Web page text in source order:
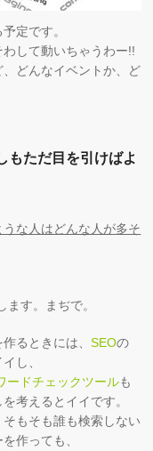
定です。
して動いちゃうわー!!
どんなイベントか、ど
もただ目を引けばよ
な人はどんな人が多そ
ます。まぢで。
るときには、SEOの
し、
ードチェックツールも
考えるとイイです。
もそも誰も検索しない
作っても、